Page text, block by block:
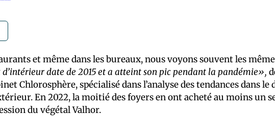
et même dans les bureaux, nous voyons souvent les
date de 2015 et a atteint son pic pendant la pandémie»,
Chlorosphère, spécialisé dans l’analyse des tendances dans le
En 2022, la moitié des foyers en ont acheté au moins un
du végétal Valhor.